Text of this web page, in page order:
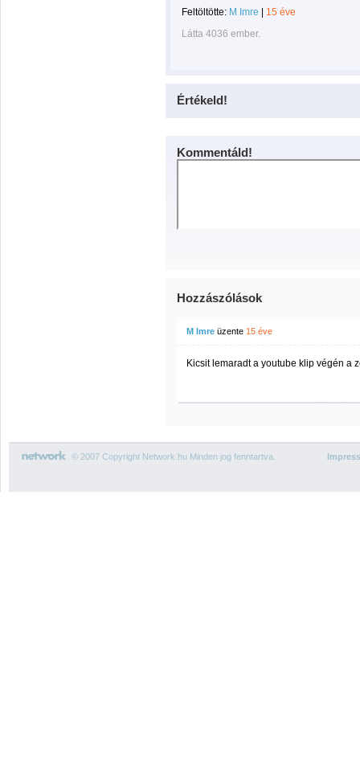
Feltöltötte: M Imre
15 éve
Látta 4036 ember.
Értékeld!
Kommentáld!
Hozzászólások
M Imre üzente 15 éve
Kicsit lemaradt a youtube klip végén a
© 2007 Copyright Network.hu Minden jog fenntartva.